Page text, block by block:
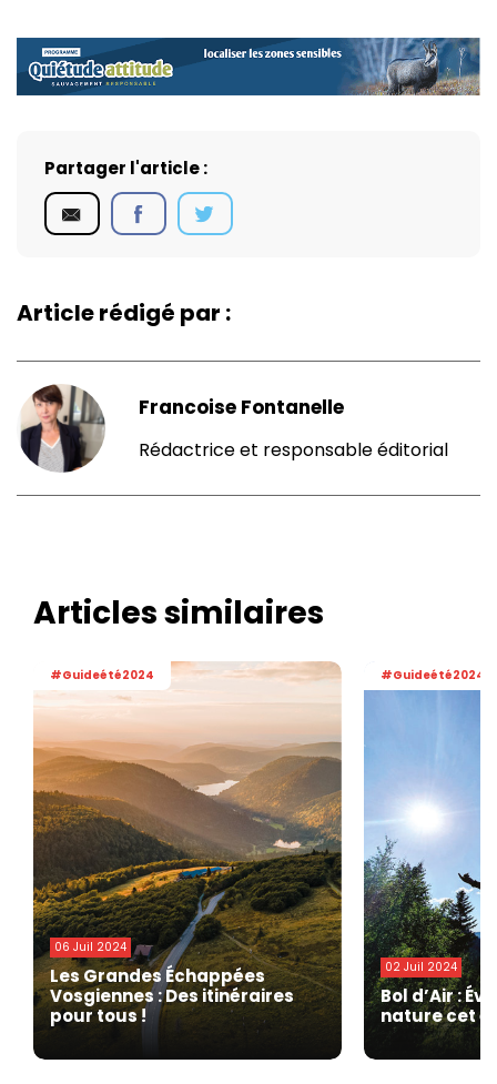
Partager l'article :
Article rédigé par :
Francoise Fontanelle
Rédactrice et responsable éditorial
Articles similaires
#Guideété2024
06 Juil 2024
Les Grandes Échappées
Vosgiennes : Des itinéraires
pour tous !
#Guideété2024
02 Juil 2024
Bol d’Air :
nature cet